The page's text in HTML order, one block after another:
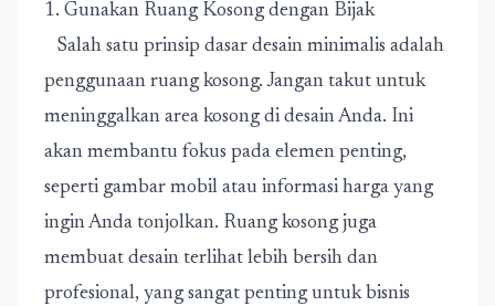
1. Gunakan Ruang Kosong dengan Bijak
Salah satu prinsip dasar desain minimalis adalah
penggunaan ruang kosong. Jangan takut untuk
meninggalkan area kosong di desain Anda. Ini
akan membantu fokus pada elemen penting,
seperti gambar mobil atau informasi harga yang
ingin Anda tonjolkan. Ruang kosong juga
membuat desain terlihat lebih bersih dan
profesional, yang sangat penting untuk bisnis